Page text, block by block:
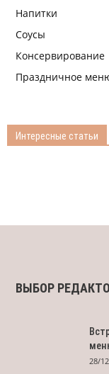
Напитки
Соусы
Консервирование
Праздничное
Интересные статьи
ВЫБОР
28/